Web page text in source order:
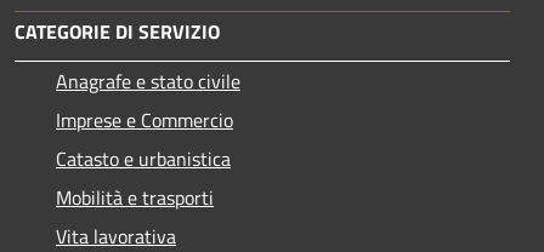
CATEGORIE DI SERVIZIO
Anagrafe e stato civile
Imprese e Commercio
Catasto e urbanistica
Mobilità e trasporti
Vita lavorativa